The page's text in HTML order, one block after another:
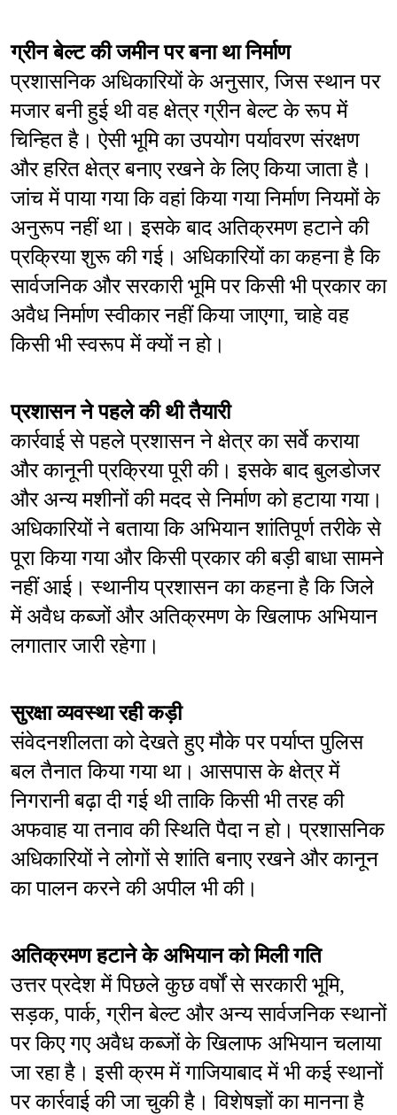
ग्रीन बेल्ट की जमीन पर बना था निर्माण
प्रशासनिक अधिकारियों के अनुसार, जिस स्थान पर
मजार बनी हुई थी वह क्षेत्र ग्रीन बेल्ट के रूप में
चिन्हित है। ऐसी भूमि का उपयोग पर्यावरण संरक्षण
और हरित क्षेत्र बनाए रखने के लिए किया जाता है।
जांच में पाया गया कि वहां किया गया निर्माण नियमों के
अनुरूप नहीं था। इसके बाद अतिक्रमण हटाने की
प्रक्रिया शुरू की गई। अधिकारियों का कहना है कि
सार्वजनिक और सरकारी भूमि पर किसी भी प्रकार का
अवैध निर्माण स्वीकार नहीं किया जाएगा, चाहे वह
किसी भी स्वरूप में क्यों न हो।
प्रशासन ने पहले की थी तैयारी
कार्रवाई से पहले प्रशासन ने क्षेत्र का सर्वे कराया
और कानूनी प्रक्रिया पूरी की। इसके बाद बुलडोजर
और अन्य मशीनों की मदद से निर्माण को हटाया गया।
अधिकारियों ने बताया कि अभियान शांतिपूर्ण तरीके से
पूरा किया गया और किसी प्रकार की बड़ी बाधा सामने
नहीं आई। स्थानीय प्रशासन का कहना है कि जिले
में अवैध कब्जों और अतिक्रमण के खिलाफ अभियान
लगातार जारी रहेगा।
सुरक्षा व्यवस्था रही कड़ी
संवेदनशीलता को देखते हुए मौके पर पर्याप्त पुलिस
बल तैनात किया गया था। आसपास के क्षेत्र में
निगरानी बढ़ा दी गई थी ताकि किसी भी तरह की
अफवाह या तनाव की स्थिति पैदा न हो। प्रशासनिक
अधिकारियों ने लोगों से शांति बनाए रखने और कानून
का पालन करने की अपील भी की।
अतिक्रमण हटाने के अभियान को मिली गति
उत्तर प्रदेश में पिछले कुछ वर्षों से सरकारी भूमि,
सड़क, पार्क, ग्रीन बेल्ट और अन्य सार्वजनिक स्थानों
पर किए गए अवैध कब्जों के खिलाफ अभियान चलाया
जा रहा है। इसी क्रम में गाजियाबाद में भी कई स्थानों
पर कार्रवाई की जा चुकी है। विशेषज्ञों का मानना है